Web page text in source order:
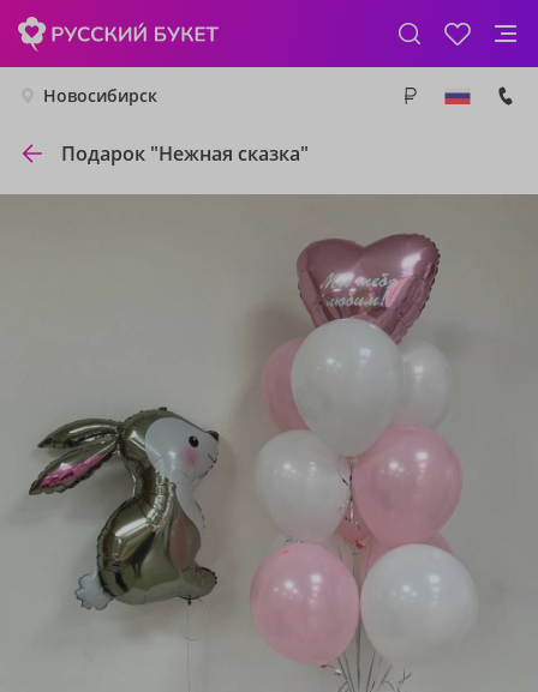
Новосибирск
Подарок "Нежная сказка"